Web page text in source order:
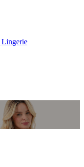
Lingerie